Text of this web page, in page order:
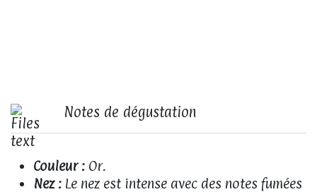
Notes de dégustation
Couleur : Or.
Nez : Le nez est intense avec des notes fumées